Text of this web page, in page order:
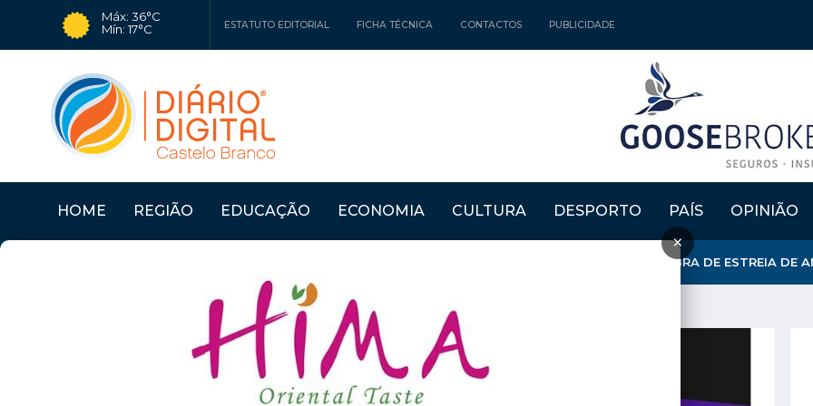
Máx: 36°C
Mín: 17°C
ESTATUTO EDITORIAL FICHA TÉCNICA CONTACTOS PUBLICIDADE
HOME REGIÃO EDUCAÇÃO ECONOMIA CULTURA DESPORTO PAÍS OPINIÃO
×
TEATRO CLUBE DE PENAMACOR RECEBEU APRESENTAÇÃO DA OBRA DE ESTREIA DE